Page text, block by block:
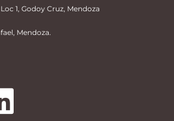
1, Godoy Cruz, Mendoza
Mendoza.